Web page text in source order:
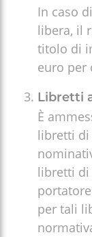
In caso
libera, il
titolo di
euro per
Libretti
È
libretti di
libretti di
per tali